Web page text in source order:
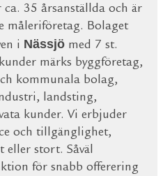
35 årsanställda och är
måleriföretag. Bolaget
i Nässjö med 7 st.
märks byggföretag,
kommunala bolag,
landsting,
kunder. Vi erbjuder
och tillgänglighet,
eller stort. Såväl
för snabb offerering